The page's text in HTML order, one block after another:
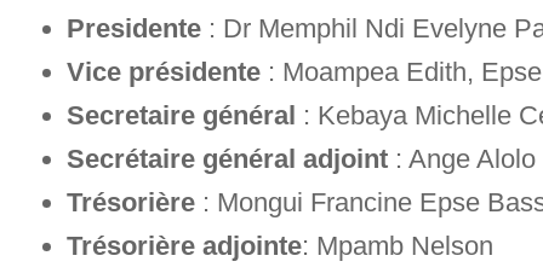
Presidente : Dr Memphil Ndi Evelyne
Vice présidente : Moampea Edith,
Secretaire général : Kebaya Michelle
Secrétaire général adjoint : Ange Alolo
Trésorière : Mongui Francine Epse
Trésorière adjointe: Mpamb Nelson